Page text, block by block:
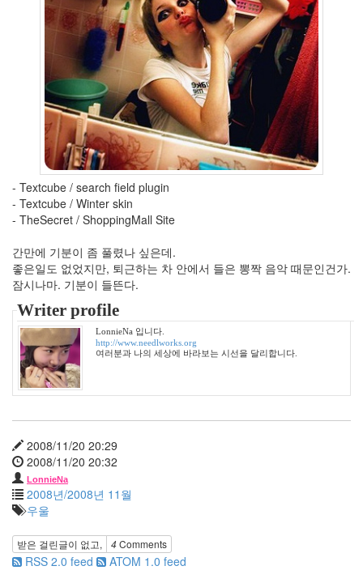
- Textcube / search field plugin
- Textcube / Winter skin
- TheSecret / ShoppingMall Site
간만에 기분이 좀 풀렸나 싶은데.
좋은일도 없었지만, 퇴근하는 차 안에서 들은 뽕짝 음악 때문인건가.
잠시나마. 기분이 들뜬다.
Writer profile
LonnieNa 입니다.
http://www.needlworks.org
여러분과 나의 세상에 바라보는 시선을 달리합니다.
2008/11/20 20:29
2008/11/20 20:32
LonnieNa
2008년/2008년 11월
우울
받은 걸린글이 없고, 4Comments
RSS 2.0 feed ATOM 1.0 feed
2010
2010
2010
년
3
월
2010
년
4
월
0
2010
년
5
월
3
6
월
2
2010
년
월
3